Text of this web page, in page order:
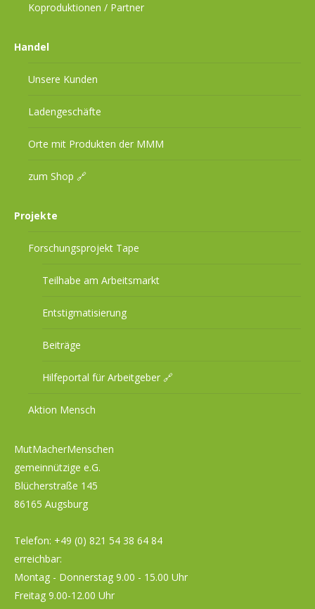
Koproduktionen / Partner
Handel
Unsere Kunden
Ladengeschäfte
Orte mit Produkten der MMM
zum Shop 🔗
Projekte
Forschungsprojekt Tape
Teilhabe am Arbeitsmarkt
Entstigmatisierung
Beiträge
Hilfeportal für Arbeitgeber 🔗
Aktion Mensch
MutMacherMenschen
gemeinnützige e.G.
Blücherstraße 145
86165 Augsburg
Telefon: +49 (0) 821 54 38 64 84
erreichbar:
Montag - Donnerstag 9.00 - 15.00 Uhr
Freitag 9.00-12.00 Uhr